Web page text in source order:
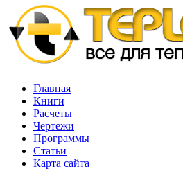
Главная
Книги
Расчеты
Чертежи
Программы
Статьи
Карта сайта